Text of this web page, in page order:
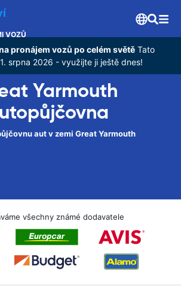
VOZŮ
pronájem vozů po celém světě Tato
srpna 2026 - využijte ji ještě dnes!
Yarmouth
aut v zemi Great Yarmouth
všechny známé dodavatele